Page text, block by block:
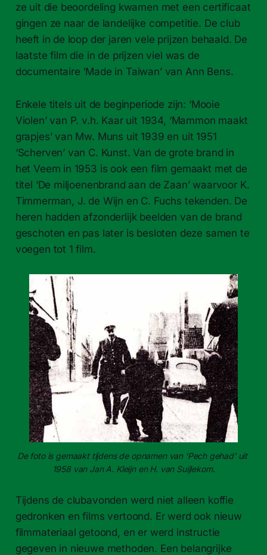
ze uit die beoordeling kwamen met een certificaat
gingen ze naar de landelijke competitie. De club
heeft in de loop der jaren vele prijzen behaald. De
laatste film die in de prijzen viel was de
documentaire ‘Made in Taiwan’ van Ann Bens.
Enkele titels uit de beginperiode zijn: ‘Mooie
Violen’ van P. v.h. Kaar uit 1934, ‘Mammon maakt
grapjes’ van Mw. Muns uit 1939 en uit 1951
‘Scherven’ van C. Kunst. Van de grote brand in
het Veem in 1953 is ook een film gemaakt met de
titel ‘De miljoenenbrand aan de Zaan’ waarvoor K.
Timmerman, J. de Wijn en C. Fuchs tekenden. De
heren hadden afzonderlijk beelden van de brand
geschoten en pas later is besloten deze samen te
voegen tot 1 film.
De foto is gemaakt tijdens de opnamen van ‘Pech gehad’ uit
1958 van Jan A. Kleijn en H. van Suijlekom.
Tijdens de clubavonden werd niet alleen koffie
gedronken en films vertoond. Er werd ook nieuw
filmmateriaal getoond, en er werd instructie
gegeven in nieuwe methoden. Een belangrijke